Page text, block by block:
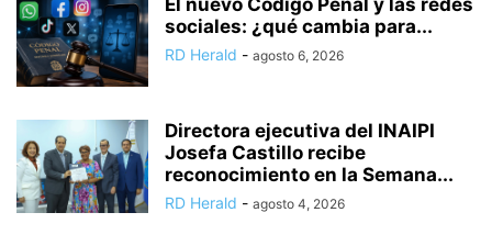
El nuevo Código Penal y las redes
sociales: ¿qué cambia para...
RD Herald - agosto 6, 2026
Directora ejecutiva del INAIPI
Josefa Castillo recibe
reconocimiento en la Semana...
RD Herald - agosto 4, 2026